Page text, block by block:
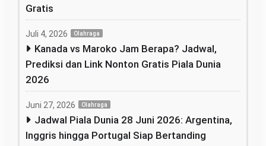
Gratis
Juli 4, 2026 Olahraga
Kanada vs Maroko Jam Berapa? Jadwal,
Prediksi dan Link Nonton Gratis Piala Dunia
2026
Juni 27, 2026 Olahraga
Jadwal Piala Dunia 28 Juni 2026: Argentina,
Inggris hingga Portugal Siap Bertanding